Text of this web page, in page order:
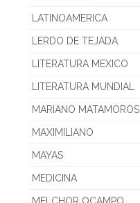
LATINOAMERICA
LERDO DE TEJADA
LITERATURA MEXICO
LITERATURA MUNDIAL
MARIANO MATAMOROS
MAXIMILIANO
MAYAS
MEDICINA